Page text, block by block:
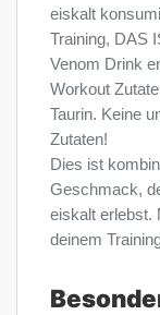
eiskalt
Training, DAS
Venom Drink
Workout
Taurin. Keine
Zutaten!
Dies ist
Geschmack,
eiskalt erlebst.
deinem